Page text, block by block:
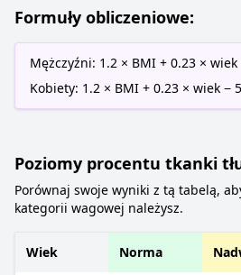
Formuły obliczeniowe:
Mężczyźni: 1.2 × BMI + 0.23 × wiek
Kobiety: 1.2 × BMI + 0.23 × wiek −
Poziomy procentu tkanki
Porównaj swoje wyniki z tą tabelą,
kategorii wagowej należysz.
Wiek Norma